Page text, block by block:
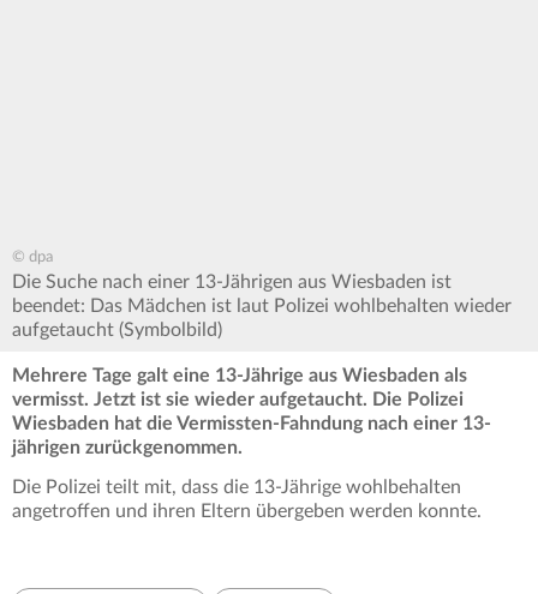
© dpa
Die Suche nach einer 13-Jährigen aus Wiesbaden ist
beendet: Das Mädchen ist laut Polizei wohlbehalten wieder
aufgetaucht (Symbolbild)
Mehrere Tage galt eine 13-Jährige aus Wiesbaden als
vermisst. Jetzt ist sie wieder aufgetaucht. Die Polizei
Wiesbaden hat die Vermissten-Fahndung nach einer 13-
jährigen zurückgenommen.
Die Polizei teilt mit, dass die 13-Jährige wohlbehalten
angetroffen und ihren Eltern übergeben werden konnte.